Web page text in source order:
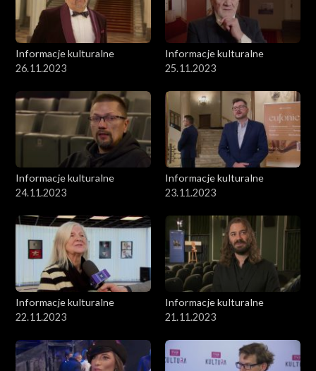
Informacje kulturalne
26.11.2023
Informacje kulturalne
25.11.2023
Informacje kulturalne
24.11.2023
Informacje kulturalne
23.11.2023
Informacje kulturalne
22.11.2023
Informacje kulturalne
21.11.2023